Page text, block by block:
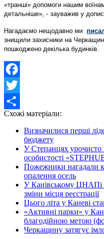
«транші» допомоги нашим
детальніше», - зауважив у
Нагадаємо нещодавно ми
знищили захисники на
пошкоджено декілька будинків.
Facebook
Twitter
Share
Схожі матеріали:
Визначилися перші
бюджету
У Степанцях урочисто
особистості
Пожежники нагадали
опалення осель
У Канівському ЦНАПі
зміни місця реєстрації
Цього літа у Каневі
«Активні парки» у
благодійною метою
Черкащину затягує